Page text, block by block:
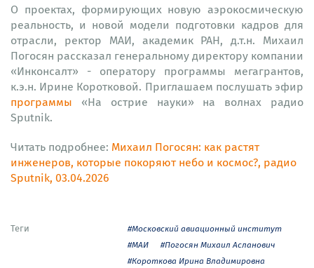
О проектах, формирующих новую аэрокосмическую
реальность, и новой модели подготовки кадров для
отрасли, ректор МАИ, академик РАН, д.т.н. Михаил
Погосян рассказал генеральному директору компании
«Инконсалт» - оператору программы мегагрантов,
к.э.н. Ирине Коротковой. Приглашаем послушать эфир
программы «На острие науки» на волнах радио
Sputnik.
Читать подробнее: Михаил Погосян: как растят
инженеров, которые покоряют небо и космос?, радио
Sputnik, 03.04.2026
Теги
#Московский авиационный институт
#МАИ
#Погосян Михаил Асланович
#Короткова Ирина Владимировна